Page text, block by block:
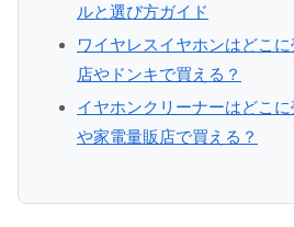
ルと選び方ガイド
ワイヤレスイヤホンはどこ
店やドンキで買える？
イヤホンクリーナーはどこ
や家電量販店で買える？